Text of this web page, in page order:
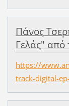
Πάνος
Γελάς"
https://
track-digital-